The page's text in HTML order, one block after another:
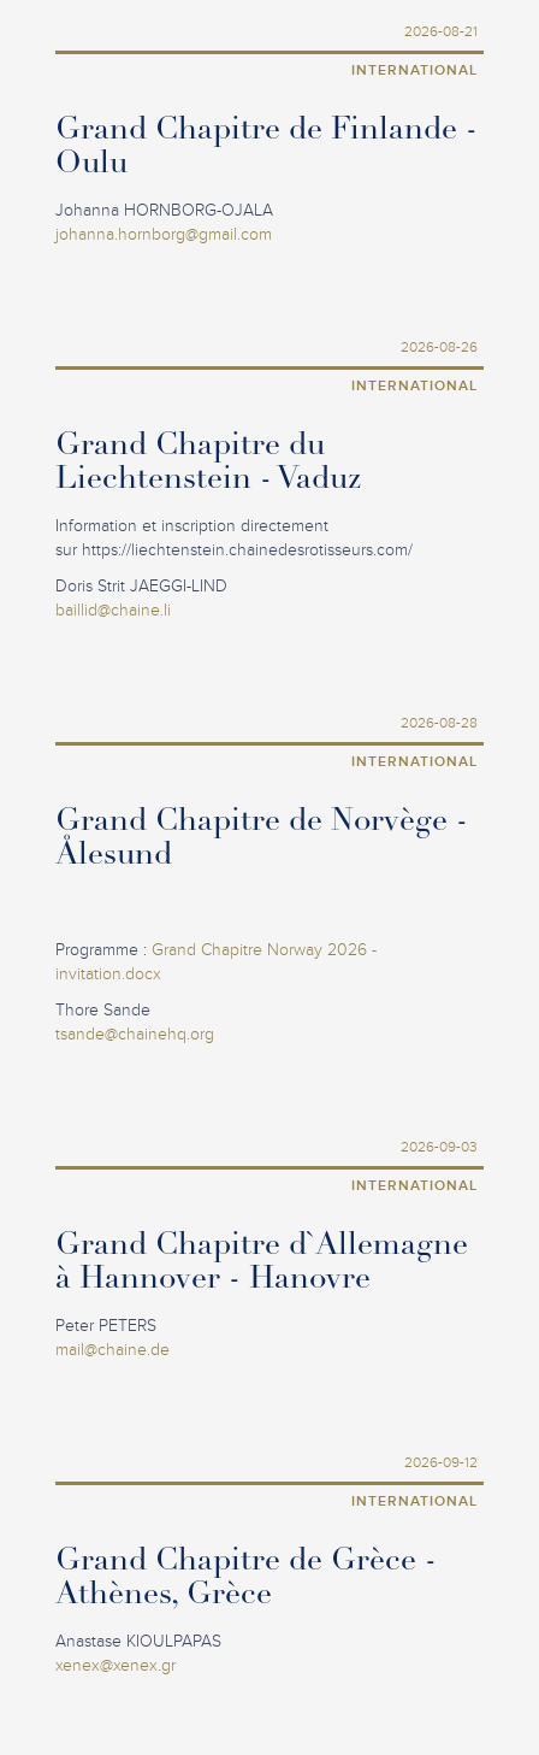
2026-08-21
INTERNATIONAL
Grand Chapitre de Finlande -
Oulu
Johanna HORNBORG-OJALA
johanna.hornborg@gmail.com
2026-08-26
INTERNATIONAL
Grand Chapitre du
Liechtenstein - Vaduz
Information et inscription directement
sur https://liechtenstein.chainedesrotisseurs.com/
Doris Strit JAEGGI-LIND
baillid@chaine.li
2026-08-28
INTERNATIONAL
Grand Chapitre de Norvège -
Ålesund
Programme :Grand Chapitre Norway 2026 -
invitation.docx
Thore Sande
tsande@chainehq.org
2026-09-03
INTERNATIONAL
Grand Chapitre d`Allemagne
à Hannover - Hanovre
Peter PETERS
mail@chaine.de
2026-09-12
INTERNATIONAL
Grand Chapitre de Grèce -
Athènes, Grèce
Anastase KIOULPAPAS
xenex@xenex.gr